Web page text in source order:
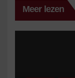
Meer lezen